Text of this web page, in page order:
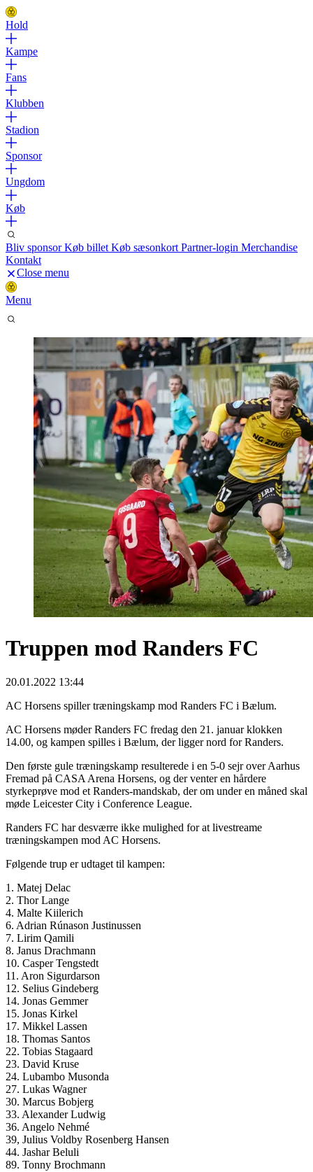
Hold
Kampe
Fans
Klubben
Stadion
Sponsor
Ungdom
Køb
Bliv sponsorKøb billet Køb sæsonkort Partner-login Merchandise
Kontakt
Close menu
Menu
Truppen mod Randers FC
20.01.2022 13:44
AC Horsens spiller træningskamp mod Randers FC i Bælum.
AC Horsens møder Randers FC fredag den 21. januar klokken
14.00, og kampen spilles i Bælum, der ligger nord for Randers.
Den første gule træningskamp resulterede i en 5-0 sejr over Aarhus
Fremad på CASA Arena Horsens, og der venter en hårdere
styrkeprøve mod et Randers-mandskab, der om under en måned skal
møde Leicester City i Conference League.
Randers FC har desværre ikke mulighed for at livestreame
træningskampen mod AC Horsens.
Følgende trup er udtaget til kampen:
1. Matej Delac
2. Thor Lange
4. Malte Kiilerich
6. Adrian Rúnason Justinussen
7. Lirim Qamili
8. Janus Drachmann
10. Casper Tengstedt
11. Aron Sigurdarson
12. Selius Gindeberg
14. Jonas Gemmer
15. Jonas Kirkel
17. Mikkel Lassen
18. Thomas Santos
22. Tobias Stagaard
23. David Kruse
24. Lubambo Musonda
27. Lukas Wagner
30. Marcus Bobjerg
33. Alexander Ludwig
36. Angelo Nehmé
39, Julius Voldby Rosenberg Hansen
44. Jashar Beluli
89. Tonny Brochmann